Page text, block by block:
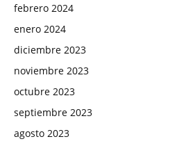
febrero 2024
enero 2024
diciembre 2023
noviembre 2023
octubre 2023
septiembre 2023
agosto 2023